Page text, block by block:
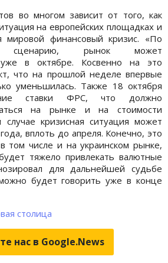
во многом зависит от того, как
на европейских площадках и
мировой финансовый кризис. «По
сценарию, рынок может
уже в октябре. Косвенно на это
что на прошлой неделе впервые
уменьшилась. Также 18 октября
ставки ФРС, что должно
на рынке и на стоимости
кризисная ситуация может
вплоть до апреля. Конечно, это
том числе и на украинском рынке,
тяжело привлекать валютные
для дальнейшей судьбе
будет говорить уже в конце
столица
нас в Google.News